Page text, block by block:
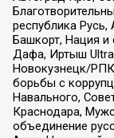
республика Русь,
Башкорт, Нация и
Дафа, Иртыш
Новокузнецк/
борьбы с
Навального,
Краснодара,
объединение